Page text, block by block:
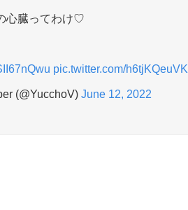
心臓ってわけ♡
pic.twitter.com/h6tjKQeuVK
(@YucchoV) June 12, 2022